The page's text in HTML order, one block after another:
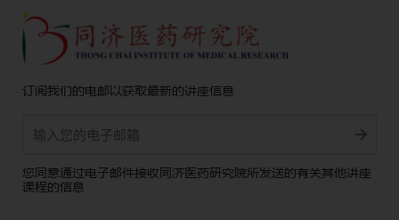
订阅我们的电邮以获取最新的讲座信息
Alternative:
您同意通过电子邮件接收同济医药研究院所发送的有关其他讲座
课程的信息